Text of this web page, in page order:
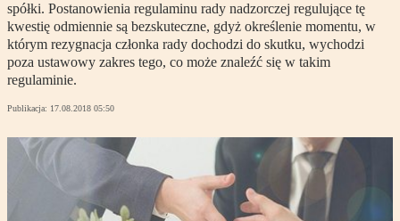
spółki. Postanowienia regulaminu rady nadzorczej regulujące tę
kwestię odmiennie są bezskuteczne, gdyż określenie momentu, w
którym rezygnacja członka rady dochodzi do skutku, wychodzi
poza ustawowy zakres tego, co może znaleźć się w takim
regulaminie.
Publikacja: 17.08.2018 05:50